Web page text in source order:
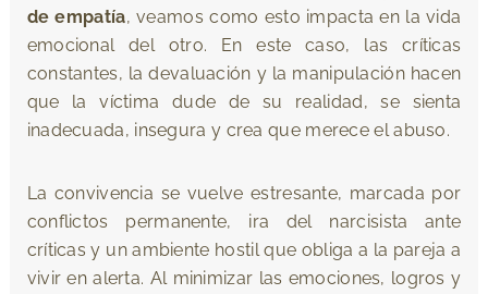
de empatía, veamos como esto impacta en la vida
emocional del otro. En este caso, las críticas
constantes, la devaluación y la manipulación hacen
que la víctima dude de su realidad, se sienta
inadecuada, insegura y crea que merece el abuso.
La convivencia se vuelve estresante, marcada por
conflictos permanente, ira del narcisista ante
críticas y un ambiente hostil que obliga a la pareja a
vivir en alerta. Al minimizar las emociones, logros y